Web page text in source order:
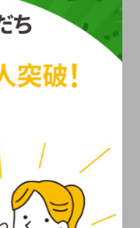
はこちら
法